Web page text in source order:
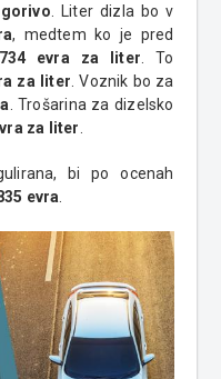
. Liter dizla bo v
, medtem ko je pred
evra za liter . To
za liter . Voznik bo za
. Trošarina za dizelsko
za liter
bi po ocenah
evra